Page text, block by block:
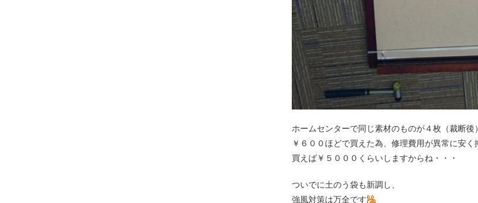
ホームセンターで同じ素材のものが４枚（裁断後
￥６００ほどで買えた為、修理費用が異常に安く
買えば￥５０００くらいしますからね・・・
ついでに土のう袋も新調し、
強風対策は万全です